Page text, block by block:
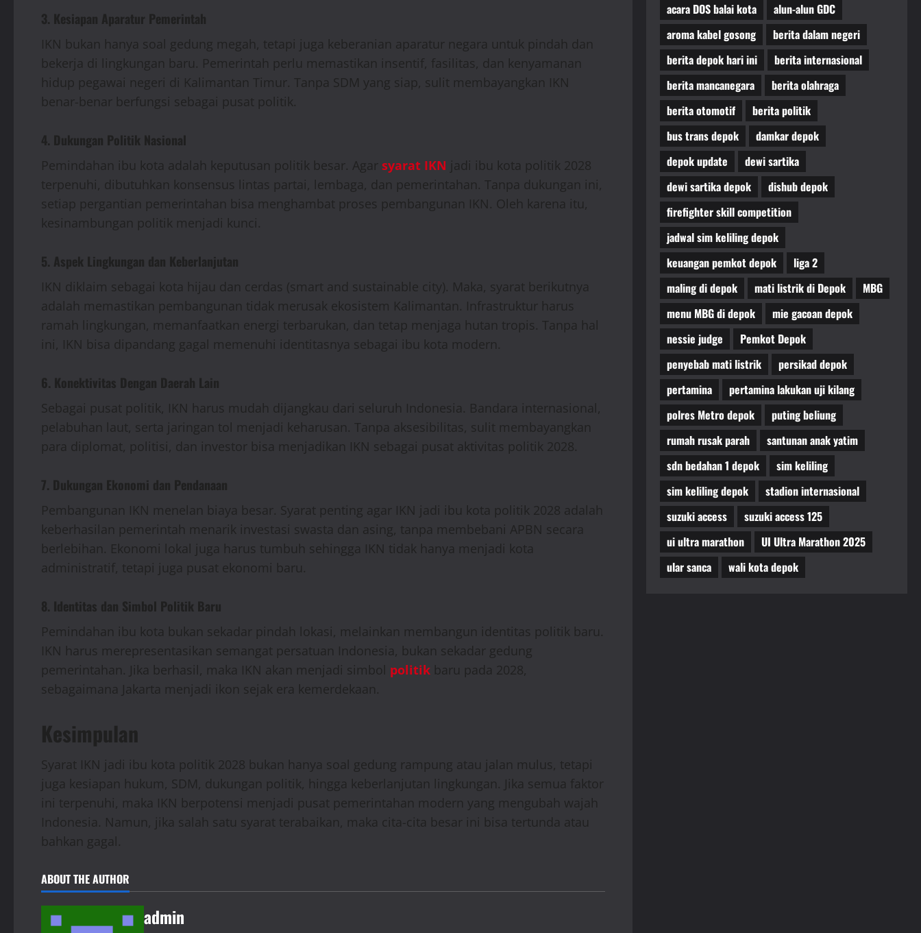
3. Kesiapan Aparatur Pemerintah
IKN bukan hanya soal gedung megah, tetapi juga keberanian aparatur negara untuk pindah dan
bekerja di lingkungan baru. Pemerintah perlu memastikan insentif, fasilitas, dan kenyamanan
hidup pegawai negeri di Kalimantan Timur. Tanpa SDM yang siap, sulit membayangkan IKN
benar-benar berfungsi sebagai pusat politik.
4. Dukungan Politik Nasional
Pemindahan ibu kota adalah keputusan politik besar. Agar syarat IKN jadi ibu kota politik 2028
terpenuhi, dibutuhkan konsensus lintas partai, lembaga, dan pemerintahan. Tanpa dukungan ini,
setiap pergantian pemerintahan bisa menghambat proses pembangunan IKN. Oleh karena itu,
kesinambungan politik menjadi kunci.
5. Aspek Lingkungan dan Keberlanjutan
IKN diklaim sebagai kota hijau dan cerdas (smart and sustainable city). Maka, syarat berikutnya
adalah memastikan pembangunan tidak merusak ekosistem Kalimantan. Infrastruktur harus
ramah lingkungan, memanfaatkan energi terbarukan, dan tetap menjaga hutan tropis. Tanpa hal
ini, IKN bisa dipandang gagal memenuhi identitasnya sebagai ibu kota modern.
6. Konektivitas Dengan Daerah Lain
Sebagai pusat politik, IKN harus mudah dijangkau dari seluruh Indonesia. Bandara internasional,
pelabuhan laut, serta jaringan tol menjadi keharusan. Tanpa aksesibilitas, sulit membayangkan
para diplomat, politisi, dan investor bisa menjadikan IKN sebagai pusat aktivitas politik 2028.
7. Dukungan Ekonomi dan Pendanaan
Pembangunan IKN menelan biaya besar. Syarat penting agar IKN jadi ibu kota politik 2028 adalah
keberhasilan pemerintah menarik investasi swasta dan asing, tanpa membebani APBN secara
berlebihan. Ekonomi lokal juga harus tumbuh sehingga IKN tidak hanya menjadi kota
administratif, tetapi juga pusat ekonomi baru.
8. Identitas dan Simbol Politik Baru
Pemindahan ibu kota bukan sekadar pindah lokasi, melainkan membangun identitas politik baru.
IKN harus merepresentasikan semangat persatuan Indonesia, bukan sekadar gedung
pemerintahan. Jika berhasil, maka IKN akan menjadi simbol politik baru pada 2028,
sebagaimana Jakarta menjadi ikon sejak era kemerdekaan.
Kesimpulan
Syarat IKN jadi ibu kota politik 2028 bukan hanya soal gedung rampung atau jalan mulus, tetapi
juga kesiapan hukum, SDM, dukungan politik, hingga keberlanjutan lingkungan. Jika semua faktor
ini terpenuhi, maka IKN berpotensi menjadi pusat pemerintahan modern yang mengubah wajah
Indonesia. Namun, jika salah satu syarat terabaikan, maka cita-cita besar ini bisa tertunda atau
bahkan gagal.
ABOUT THE AUTHOR
admin
acara DOS balai kota
alun-alun GDC
aroma kabel gosong
berita dalam negeri
berita depok hari ini
berita internasional
berita mancanegara
berita olahraga
berita otomotif
berita politik
bus trans depok
damkar depok
depok update
dewi sartika
dewi sartika depok
dishub depok
firefighter skill competition
jadwal sim keliling depok
keuangan pemkot depok
liga 2
maling di depok
mati listrik di Depok
MBG
menu MBG di depok
mie gacoan depok
nessie judge
Pemkot Depok
penyebab mati listrik
persikad depok
pertamina
pertamina lakukan uji kilang
polres Metro depok
puting beliung
rumah rusak parah
santunan anak yatim
sdn bedahan 1 depok
sim keliling
sim keliling depok
stadion internasional
suzuki access
suzuki access 125
ui ultra marathon
UI Ultra Marathon 2025
ular sanca
wali kota depok